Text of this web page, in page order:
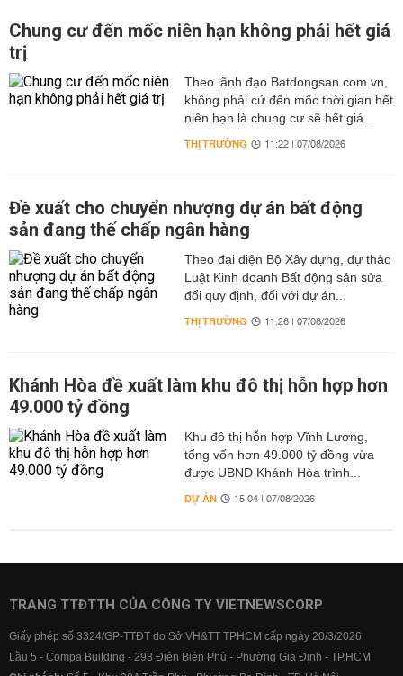
Chung cư đến mốc niên hạn không phải hết giá
trị
Theo lãnh đạo Batdongsan.com.vn,
không phải cứ đến mốc thời gian hết
niên hạn là chung cư sẽ hết giá...
THỊ TRƯỜNG 11:22 | 07/08/2026
Đề xuất cho chuyển nhượng dự án bất động
sản đang thế chấp ngân hàng
Theo đại diện Bộ Xây dựng, dự thảo
Luật Kinh doanh Bất động sản sửa
đổi quy định, đối với dự án...
THỊ TRƯỜNG 11:26 | 07/08/2026
Khánh Hòa đề xuất làm khu đô thị hỗn hợp hơn
49.000 tỷ đồng
Khu đô thị hỗn hợp Vĩnh Lương,
tổng vốn hơn 49.000 tỷ đồng vừa
được UBND Khánh Hòa trình...
DỰ ÁN 15:04 | 07/08/2026
TRANG TTĐTTH CỦA CÔNG TY VIETNEWSCORP
Giấy phép số 3324/GP-TTĐT do Sở VH&TT TPHCM cấp ngày 20/3/2026
Lầu 5 - Compa Building - 293 Điện Biên Phủ - Phường Gia Định - TP.HCM